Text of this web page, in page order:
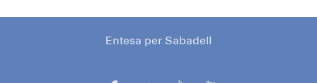
Entesa per Sabadell